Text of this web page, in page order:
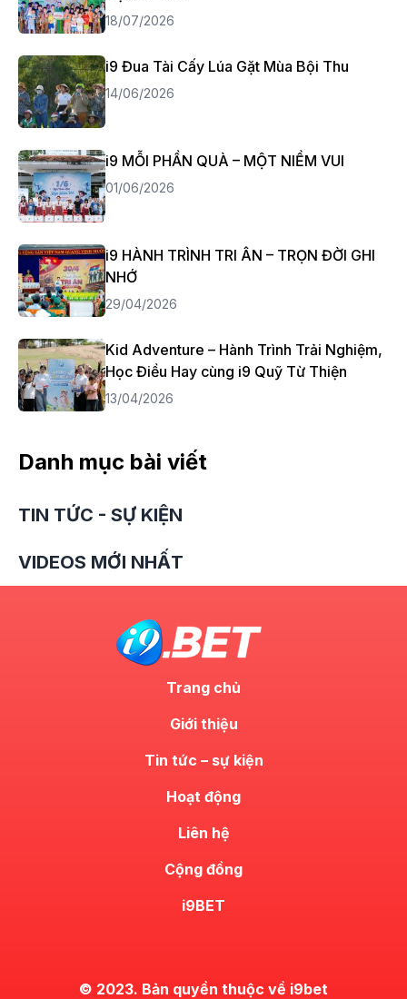
18/07/2026
i9 Đua Tài Cấy Lúa Gặt Mùa Bội Thu
14/06/2026
i9 MỖI PHẦN QUÀ – MỘT NIỀM VUI
01/06/2026
i9 HÀNH TRÌNH TRI ÂN – TRỌN ĐỜI GHI
NHỚ
29/04/2026
Kid Adventure – Hành Trình Trải Nghiệm,
Học Điều Hay cùng i9 Quỹ Từ Thiện
13/04/2026
Danh mục bài viết
TIN TỨC - SỰ KIỆN
VIDEOS MỚI NHẤT
Trang chủ
Giới thiệu
Tin tức – sự kiện
Hoạt động
Liên hệ
Cộng đồng
i9BET
© 2023. Bản quyền thuộc về i9bet